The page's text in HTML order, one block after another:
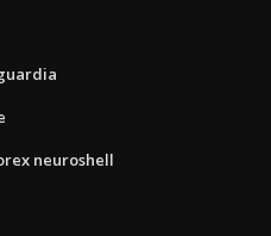
neuroshell